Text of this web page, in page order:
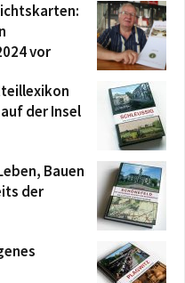
vor
der Insel
Bauen
der